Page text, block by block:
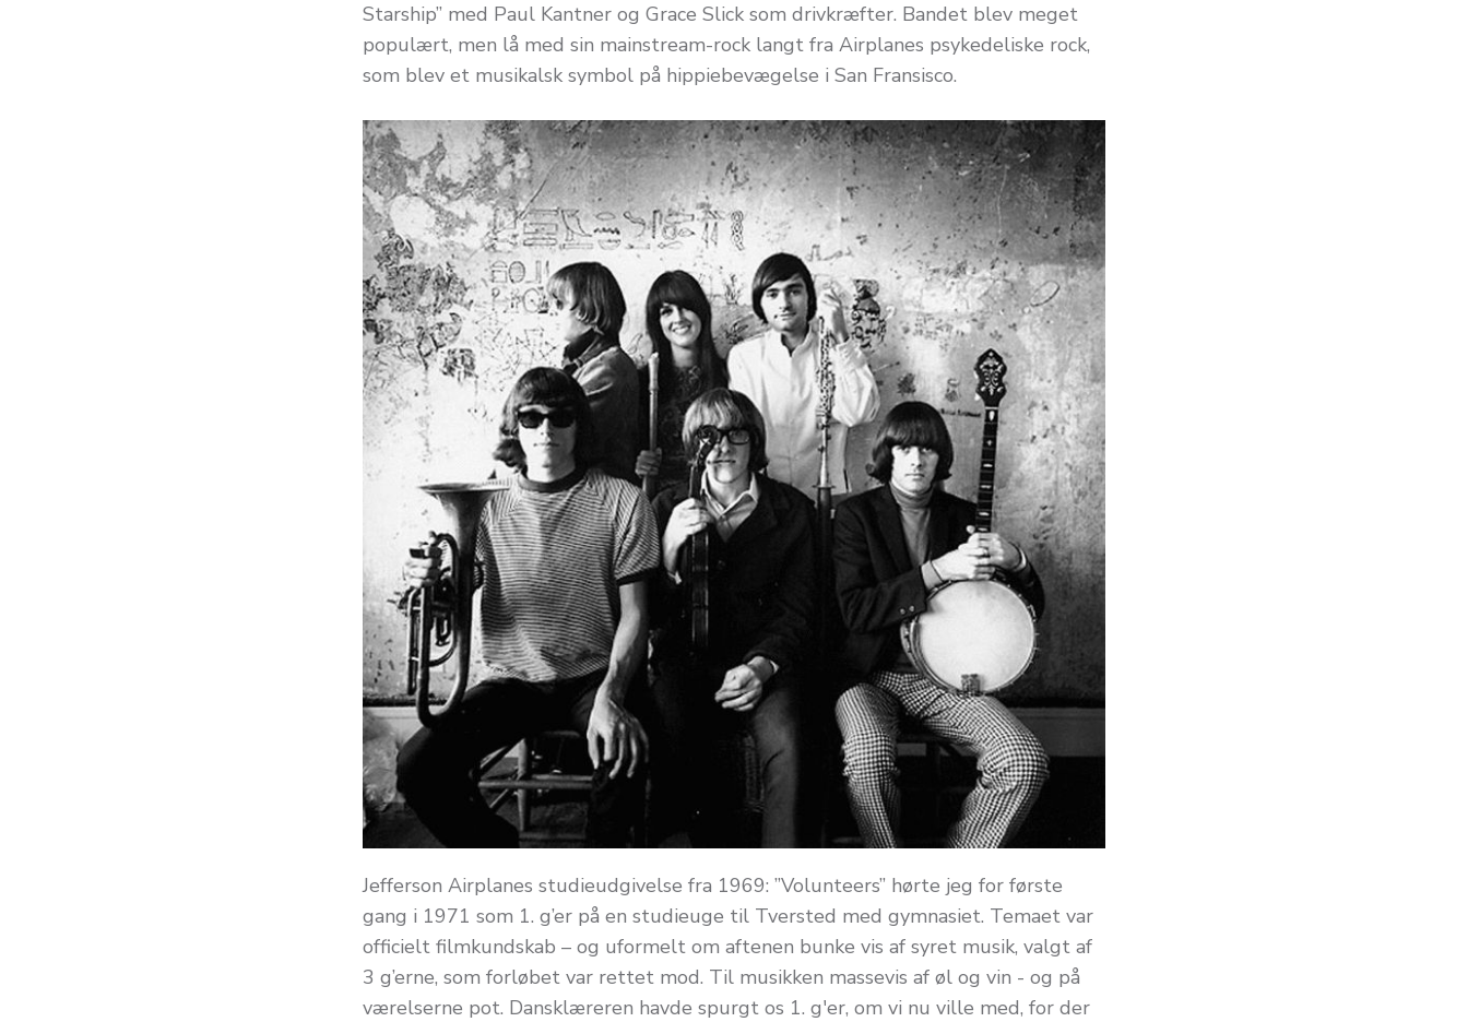
Starship” med Paul Kantner og Grace Slick som drivkræfter. Bandet blev meget
populært, men lå med sin mainstream-rock langt fra Airplanes psykedeliske rock,
som blev et musikalsk symbol på hippiebevægelse i San Fransisco.
Jefferson Airplanes studieudgivelse fra 1969: ”Volunteers” hørte jeg for første
gang i 1971 som 1. g’er på en studieuge til Tversted med gymnasiet. Temaet var
officielt filmkundskab – og uformelt om aftenen bunke vis af syret musik, valgt af
3 g’erne, som forløbet var rettet mod. Til musikken massevis af øl og vin - og på
værelserne pot. Dansklæreren havde spurgt os 1. g'er, om vi nu ville med, for der